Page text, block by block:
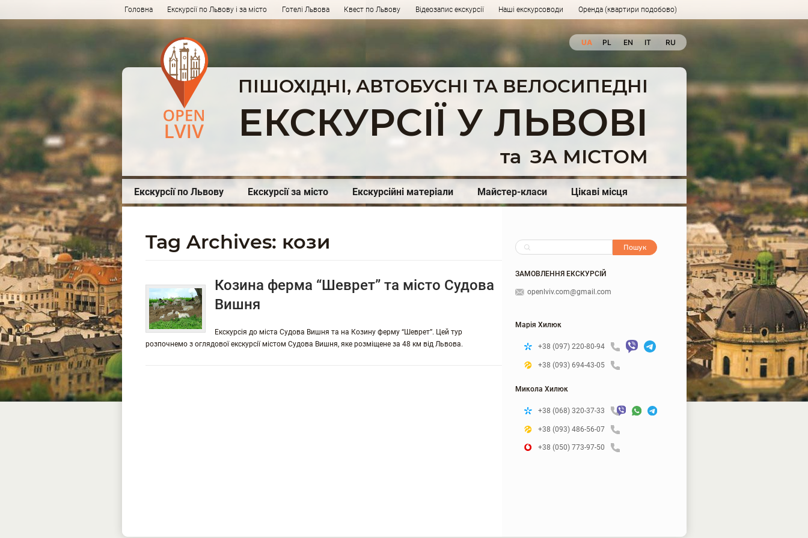
Головна Екскурсії по Львову і за місто Готелі Львова Квест по Львову Відеозапис екскурсії Наші екскурсоводи Оренда (квартири подобово)
UA RU
EN
PL IT
ПІШОХІДНІ, АВТОБУСНІ ТА ВЕЛОСИПЕДНІ
ЕКСКУРСІЇ У ЛЬВОВІ
та ЗА МІСТОМ
Екскурсії по Львову Екскурсії за місто Екскурсійні матеріали Майстер-класи Цікаві місця
Tag Archives: кози
Козина ферма “Шеврет” та місто Судова
Вишня
Екскурсія до міста Судова Вишня та на Козину ферму “Шеврет”. Цей тур
розпочнемо з оглядової екскурсії містом Судова Вишня, яке розміщене за 48 км від Львова.
ЗАМОВЛЕННЯ ЕКСКУРСІЙ
openlviv.com@gmail.com
Марія Хилюк
+38 (097) 220-80-94
+38 (093) 694-43-05
Микола Хилюк
+38 (068) 320-37-33
+38 (093) 486-56-07
+38 (050) 773-97-50